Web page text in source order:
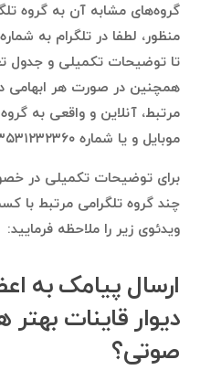
گروه‌های مشابه آن به گروه
تا توضیحات تکمیلی و جدول
همچنین در صورت هر ابهامی
مرتبط، آنلاین و واقعی به
موبایل و یا شماره ۰۳۵۳۱۲۳۲۳۶۰ تماس بگیرید.
برای توضیحات تکمیلی در
چند گروه تلگرامی مرتبط با
ویدئوی زیر را ملاحظه فرمایید:
ارسال پیامک به
دیوار قاینات
صوتی؟